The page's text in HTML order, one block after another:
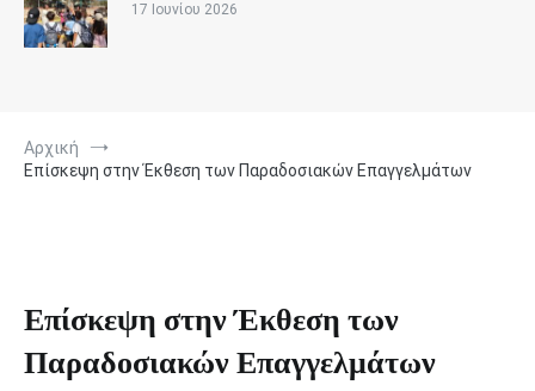
17 Ιουνίου 2026
Αρχική
Επίσκεψη στην Έκθεση των Παραδοσιακών Επαγγελμάτων
Επίσκεψη στην Έκθεση των
Παραδοσιακών Επαγγελμάτων